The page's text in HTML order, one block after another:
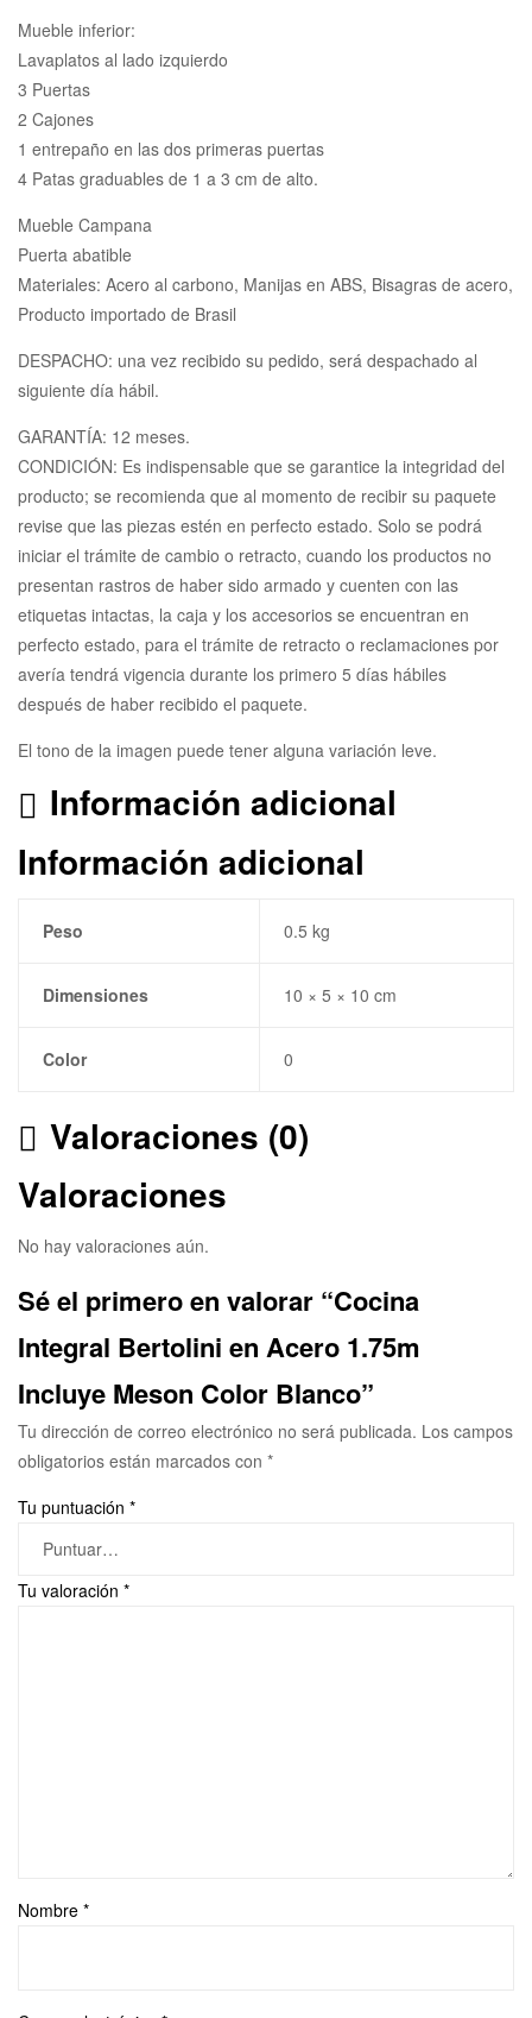
Mueble inferior:
Lavaplatos al lado izquierdo
3 Puertas
2 Cajones
1 entrepaño en las dos primeras puertas
4 Patas graduables de 1 a 3 cm de alto.
Mueble Campana
Puerta abatible
Materiales: Acero al carbono, Manijas en ABS, Bisagras de acero,
Producto importado de Brasil
DESPACHO: una vez recibido su pedido, será despachado al
siguiente día hábil.
GARANTÍA: 12 meses.
CONDICIÓN: Es indispensable que se garantice la integridad del
producto; se recomienda que al momento de recibir su paquete
revise que las piezas estén en perfecto estado. Solo se podrá
iniciar el trámite de cambio o retracto, cuando los productos no
presentan rastros de haber sido armado y cuenten con las
etiquetas intactas, la caja y los accesorios se encuentran en
perfecto estado, para el trámite de retracto o reclamaciones por
avería tendrá vigencia durante los primero 5 días hábiles
después de haber recibido el paquete.
El tono de la imagen puede tener alguna variación leve.
Información adicional
Información adicional
Peso 0.5 kg
Dimensiones 10 × 5 × 10 cm
Color 0
Valoraciones (0)
Valoraciones
No hay valoraciones aún.
Sé el primero en valorar “Cocina
Integral Bertolini en Acero 1.75m
Incluye Meson Color Blanco”
Tu dirección de correo electrónico no será publicada. Los campos
obligatorios están marcados con *
Tu puntuación *
Tu valoración *
Nombre *